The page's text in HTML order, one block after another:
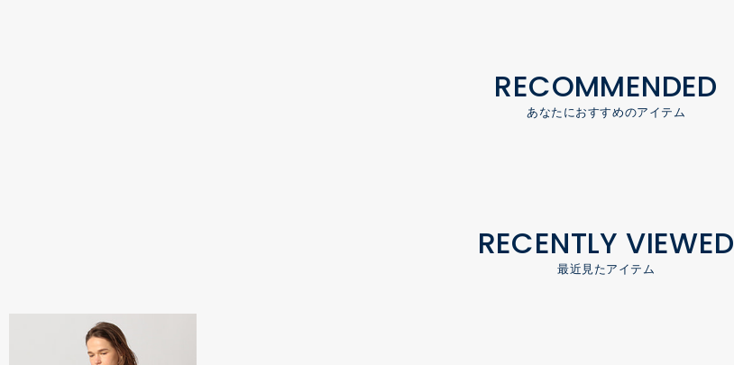
RECOMMENDED
あなたにおすすめのアイテム
RECENTLY VIEWED
最近見たアイテム